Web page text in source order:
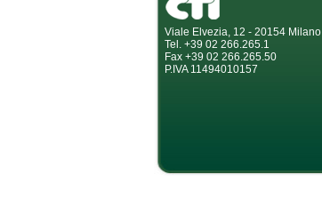
Viale Elvezia, 12 - 20154 Milano
Tel. +39 02 266.265.1
Fax +39 02 266.265.50
P.IVA 11494010157